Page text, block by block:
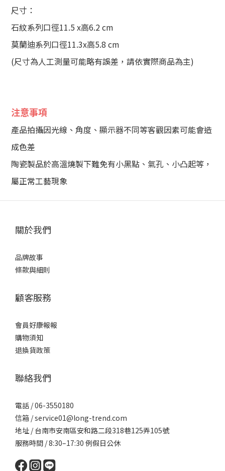
尺寸：
石紋系列口徑11.5 x高6.2 cm
莫蘭迪系列口徑11.3x高5.8 cm
(尺寸為人工測量可能略有誤差，請依實際商品為主)
注意事項
產品拍攝因光線、角度、顯示器不同等客觀因素可能會造
成色差
陶瓷製品於高溫燒製下難免有小黑點、氣孔、小凸起等，
屬正常工藝現象
關於我們
品牌故事
條款與細則
顧客服務
會員好康報報
購物須知
退換貨政策
聯絡我們
電話 / 06-3550180
信箱 / service01@long-trend.com
地址 / 台南市安南區安和路二段318巷125弄105號
服務時間 / 8:30–17:30 例假日公休